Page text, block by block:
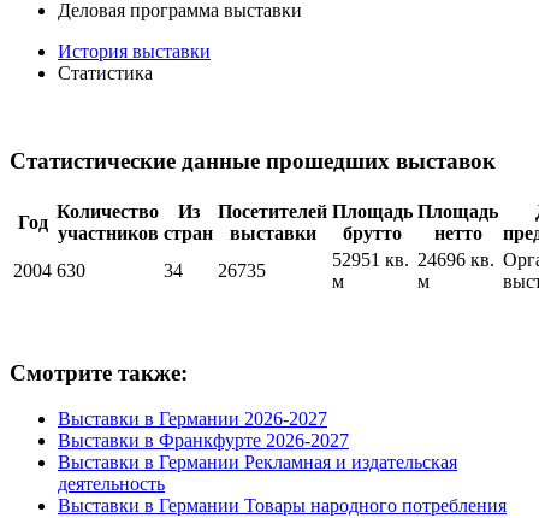
Деловая программа выставки
История выставки
Статистика
Статистические данные прошедших выставок
Год
Количество
участников
Из
стран
Посетителей
выставки
Площадь
брутто
Площадь
нетто
2004 630 34 26735
52951 кв.
м
24696 кв.
м
Смотрите также:
Выставки в Германии 2026-2027
Выставки в Франкфурте 2026-2027
Выставки в Германии Рекламная и издательская
деятельность
Выставки в Германии Товары народного потребления